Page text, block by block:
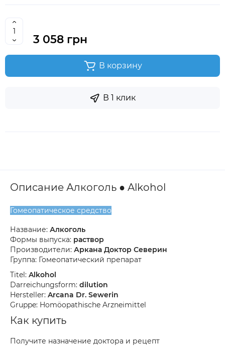
3 058 грн
В корзину
В 1 клик
Описание Алкоголь ● Alkohol
Гомеопатическое средство
Название: Алкоголь
Формы выпуска: раствор
Производители: Аркана Доктор Северин
Группа: Гомеопатический препарат
Titel: Alkohol
Darreichungsform: dilution
Hersteller: Arcana Dr. Sewerin
Gruppe: Homöopathische Arzneimittel
Как купить
Получите назначение доктора и рецепт